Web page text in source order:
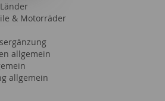
& Motorräder
allgemein
allgemein